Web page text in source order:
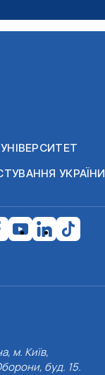
УКРАЇНИ
м. Київ,
буд. 15.